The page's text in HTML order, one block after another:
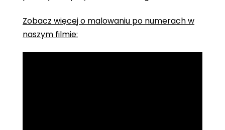
Zobacz więcej o malowaniu po numerach w
naszym filmie: